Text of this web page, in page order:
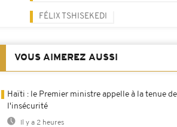
FÉLIX TSHISEKEDI
VOUS AIMEREZ AUSSI
Haïti : le Premier ministre appelle à la tenue
l'insécurité
Il y a 2 heures